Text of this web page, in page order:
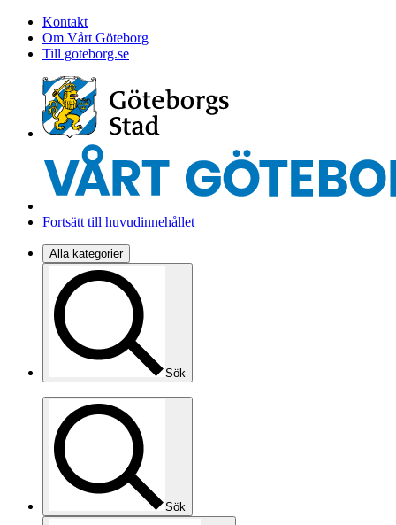
Kontakt
Om Vårt Göteborg
Till goteborg.se
Fortsätt till huvudinnehållet
Alla kategorier
Sök
Sök